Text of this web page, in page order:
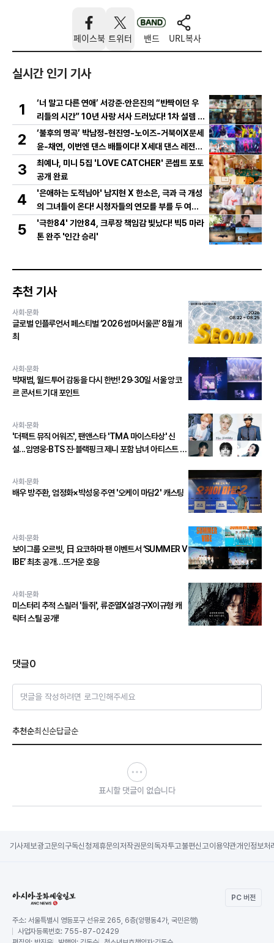
페이스북 트위터 밴드 URL복사
실시간 인기 기사
1
‘너 말고 다른 연애’ 서강준·안은진의 “반짝이던 우
리들의 시간” 10년 사랑 서사 드러났다! 1차 설렘 티
저 영상 공개!
2
‘불후의 명곡’ 박남정-현진영-노이즈-거북이X문세
윤-채연, 이번엔 댄스 배틀이다! X세대 댄스 레전드
총출동! 댄스 본능 깨운다!
3
최예나, 미니 5집 'LOVE CATCHER' 콘셉트 포토
공개 완료
4
'은애하는 도적님아' 남지현 X 한소은, 극과 극 개성
의 그녀들이 온다! 시청자들의 연모를 부를 두 여인
의 활약은?
5
'극한84' 기안84, 크루장 책임감 빛났다! 빅5 마라
톤 완주 '인간 승리'
추천 기사
사회·문화
글로벌 인플루언서 페스티벌 ‘2026 썸머서울콘’ 8월 개
최
사회·문화
박재범, 월드투어 감동을 다시 한번! 29·30일 서울 앙코
르 콘서트 기대 포인트
사회·문화
'더팩트 뮤직 어워즈', 팬앤스타 'TMA 마이스타상' 신
설...임영웅∙BTS 진∙블랙핑크 제니 포함 남녀 아티스트 상
사회·문화
배우 방주환, 엄정화×박성웅 주연 '오케이 마담2' 캐스팅
사회·문화
보이그룹 오르빗, 日 요코하마 팬 이벤트서 ‘SUMMER V
IBE’ 최초 공개…뜨거운 호응
사회·문화
미스터리 추적 스릴러 '들쥐', 류준열X설경구X이규형 캐
릭터 스틸 공개!
댓글0
댓글을 작성하려면 로그인해주세요
추천순최신순답글순
표시할 댓글이 없습니다
기사제보광고문의 구독신청제휴문의 저작권문의 독자투고불편신고이용약관개인정보처
PC 버전
주소: 서울특별시 영등포구 선유로 265, 6층(양평동4가, 국민은행)
사업자등록번호: 755-87-02429